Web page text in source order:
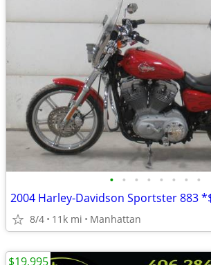
• • • • • • • •
8/4 11k mi Manhattan
$19,995